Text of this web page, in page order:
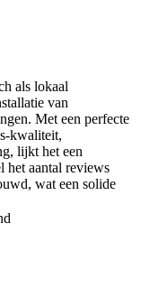
als lokaal
van
Met een perfecte
lijkt het een
het aantal reviews
wat een solide